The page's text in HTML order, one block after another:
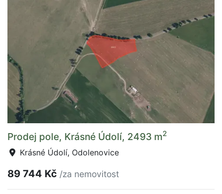
Prodej pole, Krásné Údolí, 2493 m2
Krásné Údolí, Odolenovice
89 744 Kč /za nemovitost